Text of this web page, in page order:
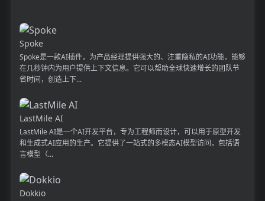
Spoke
Spoke是一款AI插件，为产品经理提供强大的、注重隐私的AI功能，能够
在几秒钟内为用户提供上下文信息。它可以帮助全球快速增长的团队节
省时间，创造上下...
LastMile AI
LastMile AI是一个AI开发平台，专为工程师而设计，可以用于原型开发
和生成式AI应用的生产。它提供了一站式的多模态AI模型访问，包括语
言模型（...
Dokkio